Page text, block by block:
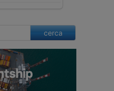
cerca